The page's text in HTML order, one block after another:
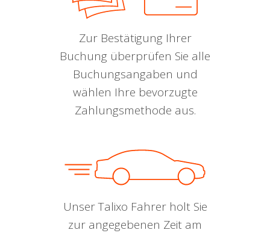
Zur Bestätigung Ihrer
Buchung überprüfen Sie alle
Buchungsangaben und
wählen Ihre bevorzugte
Zahlungsmethode aus.
Unser Talixo Fahrer holt Sie
zur angegebenen Zeit am